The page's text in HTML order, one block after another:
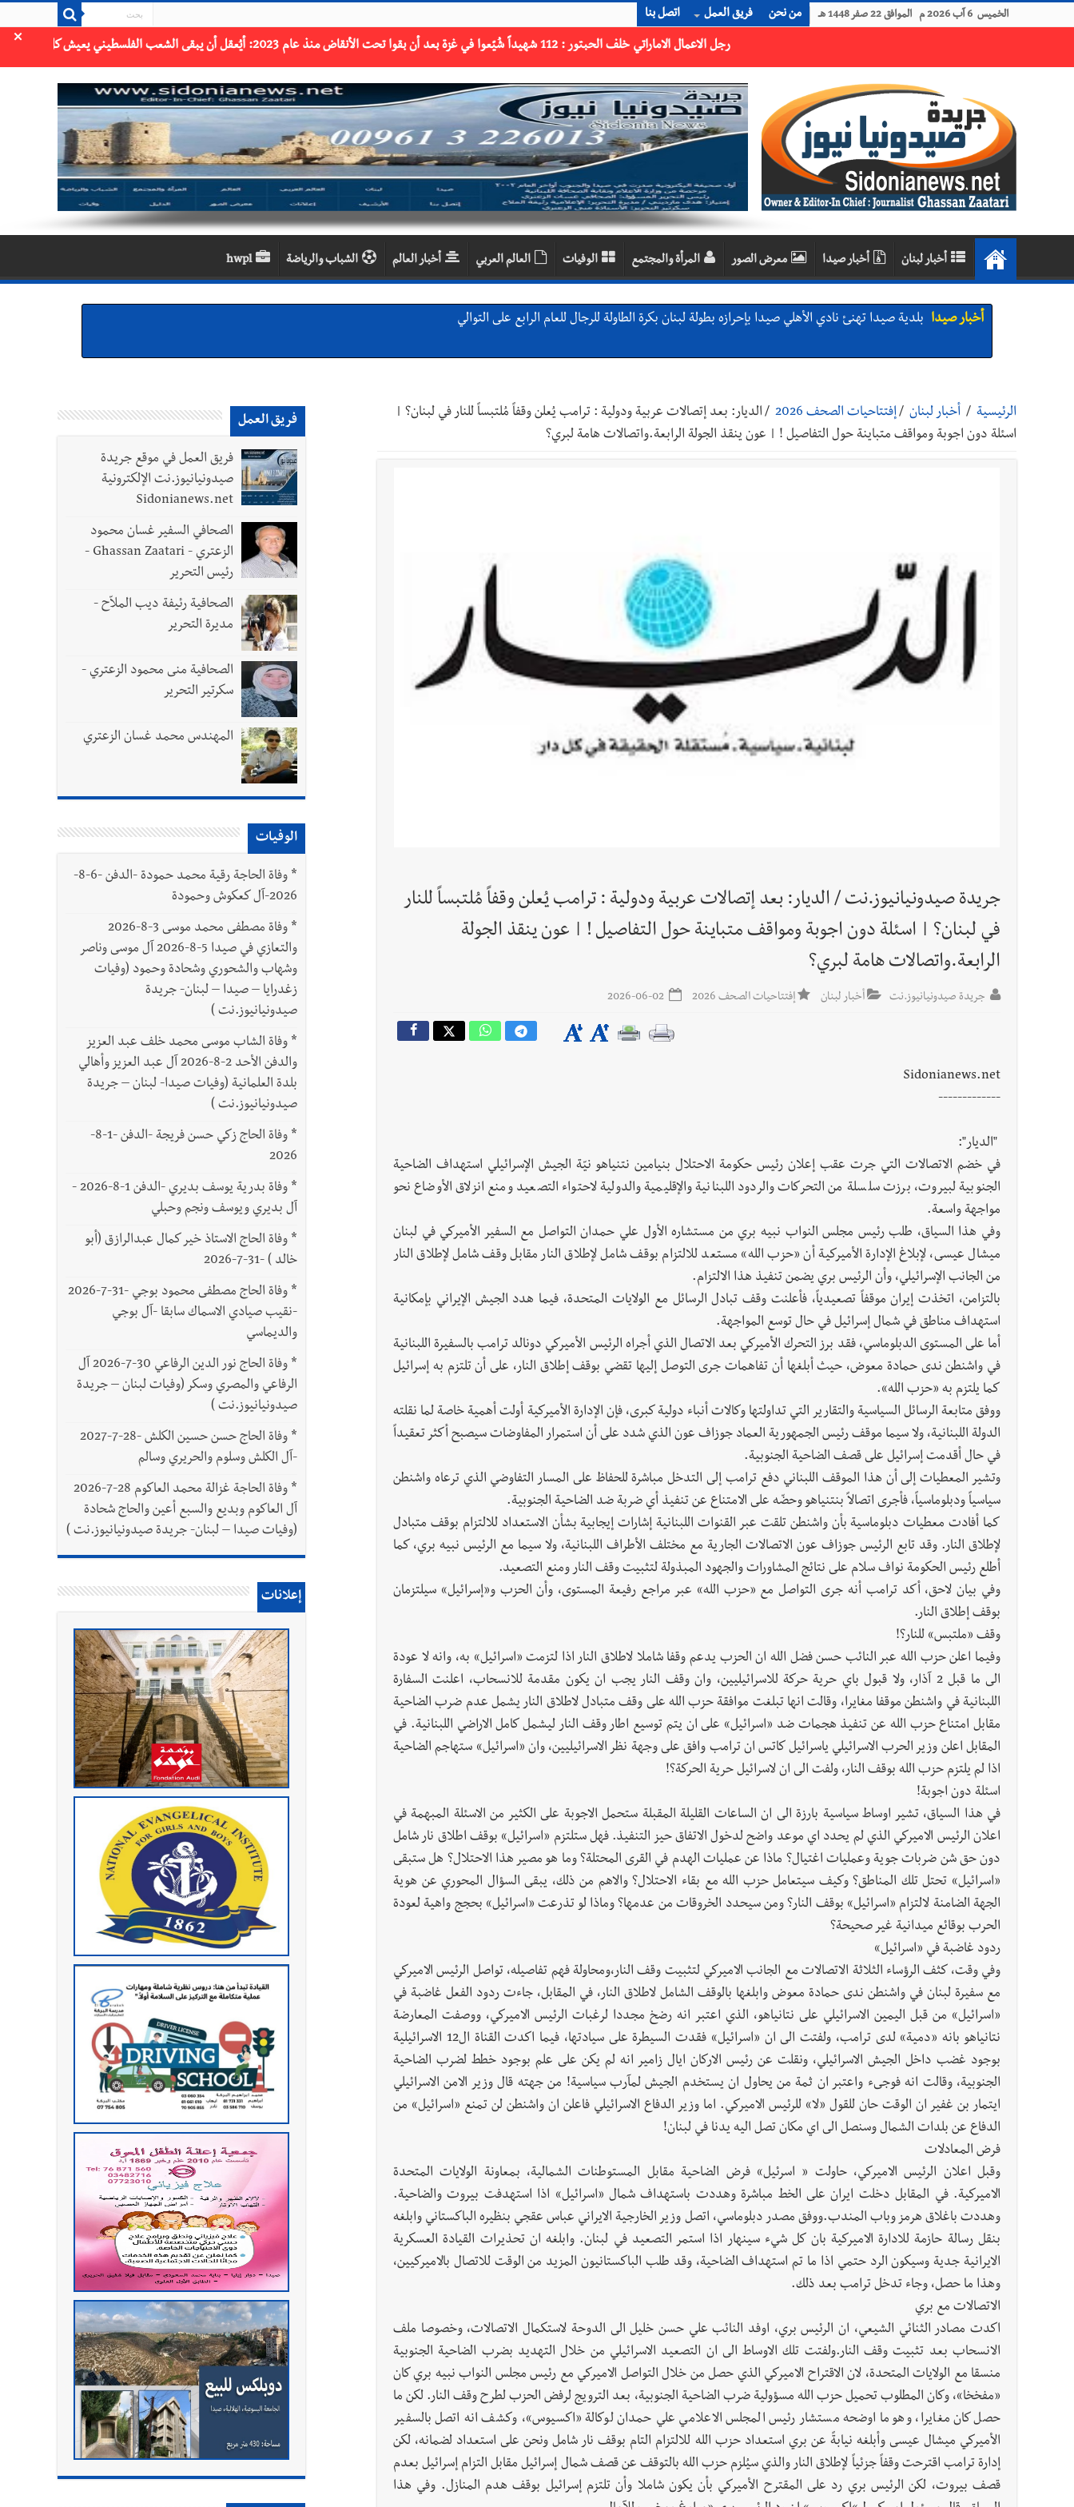
الخميس 6 آب 2026 م الموافق 22 صفر 1448 هـ من نحن فريق العمل اتصل بنا
×
أخبار لبنان أخبار صيدا معرض الصور المرأة والمجتمع الوفيات العالم العربي أخبار العالم الشباب والرياضة hwpl
أخبار صيدا بلدية صيدا تهنئ نادي الأهلي صيدا بإحرازه بطولة لبنان بكرة الطاولة للرجال للعام الرابع على التوالي
أخبار صيدا عمر مرجان يتصل برئيس النادي الرياضي مهنئا بإحراز البطولة
أخبار لبنان بالصور : قائد الجيش اللبناني العماد رودولف هيكل شدد خلال استقباله قائد القوة المشتركة الألمانية اللواء Alexander Sollfrank على ضرورة تعزيز التعاون بين الجيشَين
أخبار لبنان الطقس غدا صيفي معتاد والحرارة ضمن معدلاتها الموسمية
أخبار لبنان إنفجار مرفأ أم إنفجار دولة؟... كيف نحمي لبنان؟
راتب النائب من 3 آلاف إلى 5 آلاف دولار شهرياً... فكيف أقرّت الزيادة؟
رجل الاعمال الاماراتي خلف الحبتور : 112 شهيداً شُيّعوا في ‫غزة‬ بعد أن بقوا تحت الأنقاض منذ عام 2023: أيُعقل أن يبقى الشعب الفلسطيني يعيش كل هذا الألم؟ وإلى متى
أخبار العالم الرئيس الأميركي ترامب يحذّر إيران من ضربة قوية... وإعلام إيراني: الاتّفاق مع عُمان مؤجّل ما دامت التهديدات مستمرّة
الرئيسية / أخبار لبنان /إفتتاحيات الصحف 2026 / الديار: بعد إتصالات عربية ودولية : ترامب يُعلن وقفاً مُلتبساً للنار في لبنان؟ |
اسئلة دون اجوبة ومواقف متباينة حول التفاصيل ! | عون ينقذ الجولة الرابعة.واتصالات هامة لبري؟
جريدة صيدونيانيوز.نت / الديار: بعد إتصالات عربية ودولية : ترامب يُعلن وقفاً مُلتبساً للنار
في لبنان؟ | اسئلة دون اجوبة ومواقف متباينة حول التفاصيل ! | عون ينقذ الجولة
الرابعة.واتصالات هامة لبري؟
جريدة صيدونيانيوز.نت أخبار لبنان إفتتاحيات الصحف 2026
Sidonianews.net
-------------
"الديار":
في خضم الاتصالات التي جرت عقب إعلان رئيس حكومة الاحتلال بنيامين نتنياهو نيّة الجيش الإسرائيلي استهداف الضاحية
الجنوبية لبيروت، برزت سلسلة من التحركات والردود اللبنانية والإقليمية والدولية لاحتواء التصعيد ومنع انزلاق الأوضاع نحو
مواجهة واسعة.
وفي هذا السياق، طلب رئيس مجلس النواب نبيه بري من مستشاره الأول علي حمدان التواصل مع السفير الأميركي في لبنان
ميشال عيسى، لإبلاغ الإدارة الأميركية أن «حزب الله» مستعد للالتزام بوقف شامل لإطلاق النار مقابل وقف شامل لإطلاق النار
من الجانب الإسرائيلي، وأن الرئيس بري يضمن تنفيذ هذا الالتزام.
بالتزامن، اتخذت إيران موقفاً تصعيدياً، فأعلنت وقف تبادل الرسائل مع الولايات المتحدة، فيما هدد الجيش الإيراني بإمكانية
استهداف مناطق في شمال إسرائيل في حال توسع المواجهة.
أما على المستوى الدبلوماسي، فقد برز التحرك الأميركي بعد الاتصال الذي أجراه الرئيس الأميركي دونالد ترامب بالسفيرة اللبنانية
في واشنطن ندى حمادة معوض، حيث أبلغها أن تفاهمات جرى التوصل إليها تقضي بوقف إطلاق النار، على أن تلتزم به إسرائيل
كما يلتزم به «حزب الله».
ووفق متابعة الرسائل السياسية والتقارير التي تداولتها وكالات أنباء دولية كبرى، فإن الإدارة الأميركية أولت أهمية خاصة لما نقلته
الدولة اللبنانية، ولا سيما موقف رئيس الجمهورية العماد جوزاف عون الذي شدد على أن استمرار المفاوضات سيصبح أكثر تعقيداً
في حال أقدمت إسرائيل على قصف الضاحية الجنوبية.
وتشير المعطيات إلى أن هذا الموقف اللبناني دفع ترامب إلى التدخل مباشرة للحفاظ على المسار التفاوضي الذي ترعاه واشنطن
سياسياً ودبلوماسياً، فأجرى اتصالاً بنتنياهو وحضّه على الامتناع عن تنفيذ أي ضربة ضد الضاحية الجنوبية.
كما أفادت معطيات دبلوماسية بأن واشنطن تلقت عبر القنوات اللبنانية إشارات إيجابية بشأن الاستعداد للالتزام بوقف متبادل
لإطلاق النار. وقد تابع الرئيس جوزاف عون الاتصالات الجارية مع مختلف الأطراف اللبنانية، ولا سيما مع الرئيس نبيه بري، كما
أطلع رئيس الحكومة نواف سلام على نتائج المشاورات والجهود المبذولة لتثبيت وقف النار ومنع التصعيد.
وفي بيان لاحق، أكد ترامب أنه جرى التواصل مع «حزب الله» عبر مراجع رفيعة المستوى، وأن الحزب و«إسرائيل» سيلتزمان
بوقف إطلاق النار.
وقف «ملتبس» للنار؟!
وفيما اعلن حزب الله عبر النائب حسن فضل الله ان الحزب يدعم وقفا شاملا لاطلاق النار اذا لتزمت «اسرائيل» به، وانه لا عودة
الى ما قبل 2 آذار، ولا قبول باي حرية حركة للاسرائيليين، وان وقف النار يجب ان يكون مقدمة للانسحاب، اعلنت السفارة
اللبنانية في واشنطن موقفا مغايرا، وقالت انها تبلغت موافقة حزب الله على وقف متبادل لاطلاق النار يشمل عدم ضرب الضاحية
مقابل امتناع حزب الله عن تنفيذ هجمات ضد «اسرائيل» على ان يتم توسيع اطار وقف النار ليشمل كامل الاراضي اللبنانية. في
المقابل اعلن وزير الحرب الاسرائيلي ياسرائيل كاتس ان ترامب وافق على وجهة نظر الاسرائيليين، وان «اسرائيل» ستهاجم الضاحية
اذا لم يلتزم حزب الله بوقف النار، ولفت الى ان لاسرائيل حرية الحركة؟!
اسئلة دون اجوبة!
في هذا السياق، تشير اوساط سياسية بارزة الى ان الساعات القليلة المقبلة ستحمل الاجوبة على الكثير من الاسئلة المبهمة في
اعلان الرئيس الاميركي الذي لم يحدد اي موعد واضح لدخول الاتفاق حيز التنفيذ. فهل ستلتزم «اسرائيل» بوقف اطلاق نار شامل
دون حق شن ضربات جوية وعمليات اغتيال؟ ماذا عن عمليات الهدم في القرى المحتلة؟ وما هو مصير هذا الاحتلال؟ هل ستبقى
«اسرائيل» تحتل تلك المناطق؟ وكيف سيتعامل حزب الله مع بقاء الاحتلال؟ والاهم من ذلك، يبقى السؤال المحوري عن هوية
الجهة الضامنة لالتزام «اسرائيل» بوقف النار؟ ومن سيحدد الخروقات من عدمها؟ وماذا لو تذرعت «اسرائيل» بحجج واهية لعودة
الحرب بوقائع ميدانية غير صحيحة؟
ردود غاضبة في «اسرائيل»
وفي وقت، كثف الرؤساء الثلاثة الاتصالات مع الجانب الاميركي لتثبيت وقف النار،ومحاولة فهم تفاصيله، تواصل الرئيس الاميركي
مع سفيرة لبنان في واشنطن ندى حمادة معوض وابلغها بالوقف الشامل لاطلاق النار، في المقابل، جاءت ردود الفعل غاضبة في
«اسرائيل» من قبل اليمين الاسرائيلي على نتانياهو، الذي اعتبر انه رضخ مجددا لرغبات الرئيس الاميركي، ووصفت المعارضة
نتانياهو بانه «دمية» لدى ترامب، ولفتت الى ان «اسرائيل» فقدت السيطرة على سيادتها، فيما اكدت القناة ال12 الاسرائيلية
بوجود غضب داخل الجيش الاسرائيلي، ونقلت عن رئيس الاركان ايال زامير انه لم يكن على علم بوجود خطط لضرب الضاحية
الجنوبية، وقالت انه فوجىء واعتبر ان ثمة من يحاول ان يستخدم الجيش لمآرب سياسية! من جهته قال وزير الامن الاسرائيلي
ايتمار بن غفير ان الوقت حان للقول «لا» للرئيس الاميركي. اما وزير الدفاع الاسرائيلي فاعلن ان واشنطن لن تمنع «اسرائيل» من
الدفاع عن بلدات الشمال وسنصل الى اي مكان تصل اليه يدنا في لبنان!
فرض المعادلات
وقبل اعلان الرئيس الاميركي، حاولت « اسرئيل» فرض الضاحية مقابل المستوطنات الشمالية، بمعاونة الولايات المتحدة
الاميركية. في المقابل دخلت ايران على الخط مباشرة وهددت باستهداف شمال «اسرائيل» اذا استهدفت بيروت والضاحية.
وهددت باغلاق هرمز وباب المندب.ووفق مصدر دبلوماسي، اتصل وزير الخارجية الايراني عباس عقجي بنظيره الباكستاني وابلغه
بنقل رسالة حازمة للادارة الاميركية بان كل شيء سينهار اذا استمر التصعيد في لبنان. وابلغه ان تحذيرات القيادة العسكرية
الايرانية جدية وسيكون الرد حتمي اذا ما تم استهداف الضاحية، وقد طلب الباكستانيون المزيد من الوقت للاتصال بالاميركيين،
وهذا ما حصل، وجاء تدخل ترامب بعد ذلك.
الاتصالات مع بري
اكدت مصادر الثنائي الشيعي، ان الرئيس بري، اوفد النائب علي حسن خليل الى الدوحة لاستكمال الاتصالات، وخصوصا ملف
الانسحاب بعد تثبيت وقف النار.ولفتت تلك الاوساط الى ان التصعيد الاسرائيلي من خلال التهديد بضرب الضاحية الجنوبية
منسقا مع الولايات المتحدة، لان الاقتراح الاميركي الذي حصل من خلال التواصل الاميركي مع رئيس مجلس النواب نبيه بري كان
«مفخخا»، وكان المطلوب تحميل حزب الله مسؤولية ضرب الضاحية الجنوبية، بعد الترويج لرفض الحزب لطرح وقف النار. لكن ما
حصل كان مغايرا، وهو ما اوضحه مستشار رئيس المجلس الاعلامي علي حمدان لوكالة «اكسيوس»، وكشف انه اتصل بالسفير
الأميركي ميشال عيسى وأبلغه نيابةً عن بري استعداد حزب الله للالتزام التام بوقف نار شامل ونحن على استعداد لضمانه، لكن
إدارة ترامب اقترحت وقفاً جزئياً لإطلاق النار والذي سيُلزم حزب الله بالتوقف عن قصف شمال إسرائيل مقابل التزام إسرائيل بعدم
قصف بيروت، لكن الرئيس بري رد على المقترح الأميركي بأن يكون شاملا وأن تلتزم إسرائيل بوقف هدم المنازل. وفي هذا
فريق العمل
فريق العمل في موقع جريدة
صيدونيانيوز.نت الإلكترونية
Sidonianews.net
الصحافي السفير غسان محمود
الزعتري - Ghassan Zaatari -
رئيس التحرير
الصحافية رئيفة ديب الملاّح -
مديرة التحرير
الصحافية منى محمود الزعتري -
سكرتير التحرير
المهندس محمد غسان الزعتري
الوفيات
*
وفاة الحاجة رقية محمد حمودة -الدفن -6-8-
2026-آل كعكوش وحمودة
*
وفاة مصطفى محمد موسى 3-8-2026
والتعازي في صيدا 5-8-2026 آل موسى وناصر
وشهاب والشحوري وشحادة وحمود (وفيات
زغدرايا – صيدا – لبنان- جريدة
صيدونيانيوز.نت )
* وفاة الشاب موسى محمد خلف عبد العزيز
والدفن الأحد 2-8-2026 آل عبد العزيز وأهالي
بلدة العلمانية (وفيات صيدا- لبنان – جريدة
صيدونيانيوز.نت )
*
وفاة الحاج زكي حسن فريجة -الدفن -1-8-
2026
*
وفاة بدرية يوسف بديري -الدفن 1-8-2026 -
آل بديري ويوسف ونجم وحبلي
* وفاة الحاج الاستاذ خير كمال عبدالرازق (أبو
خالد ) -31-7-2026
*
وفاة الحاج مصطفى محمود بوجي -31-7-2026
-نقيب صيادي الاسماك سابقا -آل بوجي
والديماسي
*
وفاة الحاج نور الدين الرفاعي 30-7-2026 آل
الرفاعي والمصري وسكر (وفيات لبنان – جريدة
صيدونيانيوز.نت )
*
وفاة الحاج حسن حسين الكلش -28-7-2027
-آل الكلش وسلوم والحريري وسالم
*
وفاة الحاجة غزالة محمد العاكوم 28-7-2026
آل العاكوم وبديع والسبع أعين والحاج شحادة
(وفيات صيدا – لبنان- جريدة صيدونيانيوز.نت )
إعلانات